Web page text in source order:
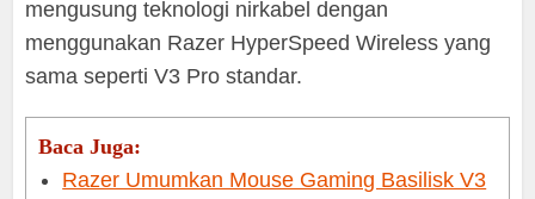
mengusung teknologi nirkabel dengan
menggunakan Razer HyperSpeed Wireless yang
sama seperti V3 Pro standar.
Baca Juga:
Razer Umumkan Mouse Gaming Basilisk V3